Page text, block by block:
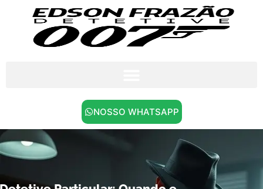
NOSSO WHATSAPP